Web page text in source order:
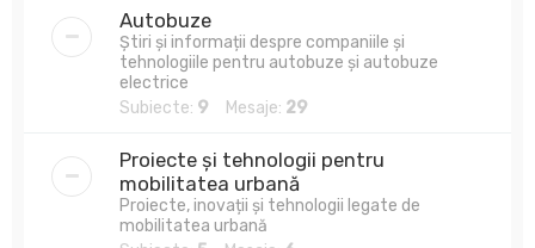
Autobuze
Știri și informații despre companiile și
tehnologiile pentru autobuze și autobuze
electrice
Subiecte: 9 Mesaje: 29
Proiecte și tehnologii pentru
mobilitatea urbană
Proiecte, inovații și tehnologii legate de
mobilitatea urbană